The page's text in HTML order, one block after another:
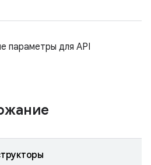
параметры для API